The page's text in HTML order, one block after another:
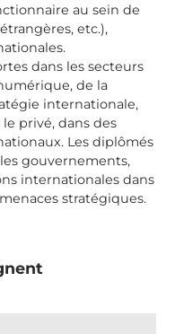
au sein de
etc.),
dans les secteurs
de la
internationale,
privé, dans des
Les diplômés
gouvernements,
internationales dans
stratégiques.